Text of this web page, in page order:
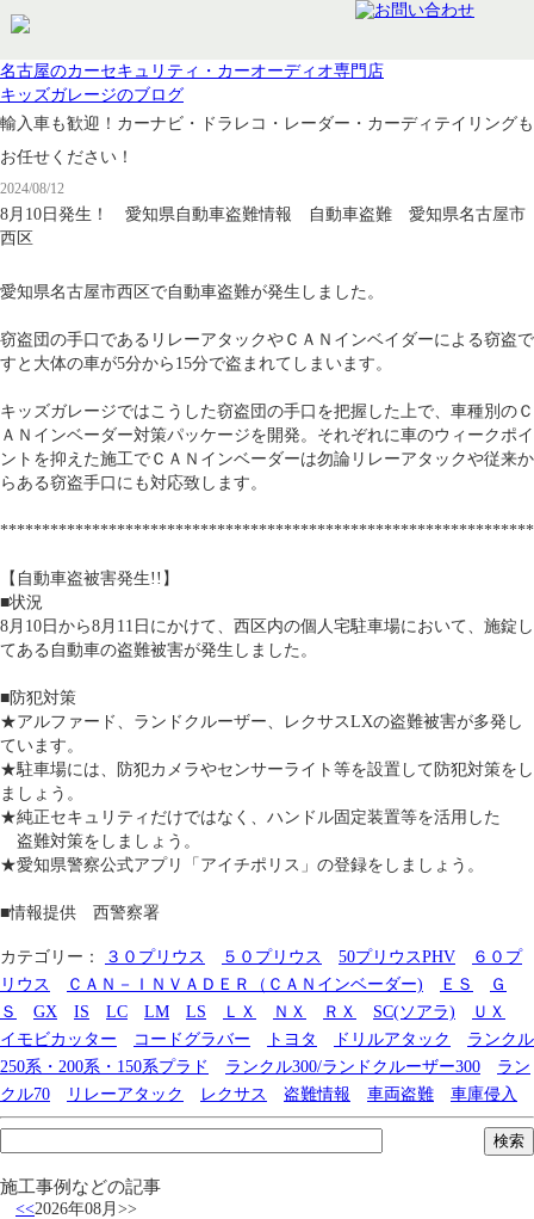
名古屋のカーセキュリティ・カーオーディオ専門店
キッズガレージのブログ
輸入車も歓迎！カーナビ・ドラレコ・レーダー・カーディテイリングも
お任せください！
2024/08/12
8月10日発生！ 愛知県自動車盗難情報 自動車盗難 愛知県名古屋市
西区
愛知県名古屋市西区で自動車盗難が発生しました。
窃盗団の手口であるリレーアタックやＣＡＮインベイダーによる窃盗で
すと大体の車が5分から15分で盗まれてしまいます。
キッズガレージではこうした窃盗団の手口を把握した上で、車種別のＣ
ＡＮインベーダー対策パッケージを開発。それぞれに車のウィークポイ
ントを抑えた施工でＣＡＮインベーダーは勿論リレーアタックや従来か
らある窃盗手口にも対応致します。
【自動車盗被害発生!!】
■状況
8月10日から8月11日にかけて、西区内の個人宅駐車場において、施錠し
てある自動車の盗難被害が発生しました。
■防犯対策
★アルファード、ランドクルーザー、レクサスLXの盗難被害が多発し
ています。
★駐車場には、防犯カメラやセンサーライト等を設置して防犯対策をし
ましょう。
★純正セキュリティだけではなく、ハンドル固定装置等を活用した
盗難対策をしましょう。
★愛知県警察公式アプリ「アイチポリス」の登録をしましょう。
■情報提供 西警察署
カテゴリー： ３０プリウス ５０プリウス 50プリウスPHV
６０プ
リウス
ＣＡＮ－ＩＮＶＡＤＥＲ（ＣＡＮインベーダー) ＥＳ
Ｇ
Ｓ
GX IS LC LM LS ＬＸ ＮＸ ＲＸ SC(ソアラ)
ＵＸ
イモビカッター
コードグラバー トヨタ ドリルアタック
ランクル
250系・200系・150系プラド
ランクル300/ランドクルーザー300
ラン
クル70
リレーアタック レクサス 盗難情報 車両盗難 車庫侵入
施工事例などの記事
<<2026年08月 >>